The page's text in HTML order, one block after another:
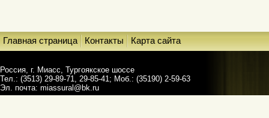
Главная страница Контакты Карта сайта
Россия, г. Миасс, Тургоякское шоссе
Тел.: (3513) 29-89-71, 29-85-41; Моб.: (35190) 2-59-63
Эл. почта: miassural@bk.ru